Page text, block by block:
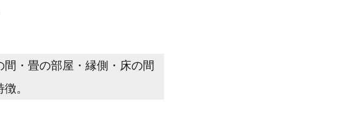
・畳の部屋・縁側・床の間
。